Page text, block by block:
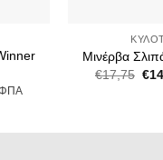
ΦΠΑ
Μινέρβα
€17,75 €